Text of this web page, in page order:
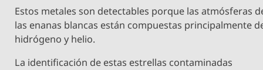
Estos metales son detectables porque las atmósferas
las enanas blancas están compuestas principalmente
hidrógeno y helio.
La identificación de estas estrellas contaminadas